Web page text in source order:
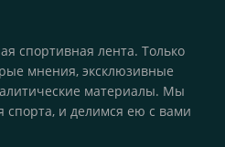
спортивная лента. Только
мнения, эксклюзивные
материалы. Мы
спорта, и делимся ею с вами